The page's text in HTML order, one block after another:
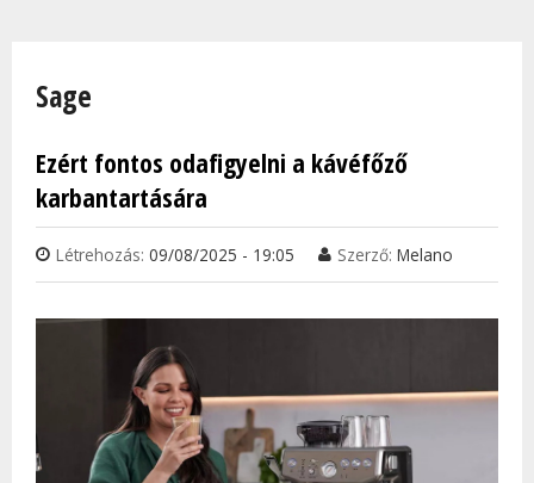
Sage
Ezért fontos odafigyelni a kávéfőző
karbantartására
Létrehozás: 09/08/2025 - 19:05 Szerző: Melano
Oldalak